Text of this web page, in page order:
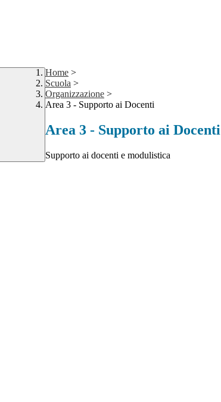
Home >
Scuola >
Organizzazione >
Area 3 - Supporto ai Docenti
Area 3 - Supporto ai Docenti
Supporto ai docenti e modulistica